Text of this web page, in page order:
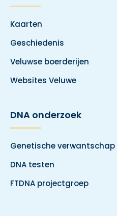
Kaarten
Geschiedenis
Veluwse boerderijen
Websites Veluwe
DNA onderzoek
Genetische verwantschap
DNA testen
FTDNA projectgroep